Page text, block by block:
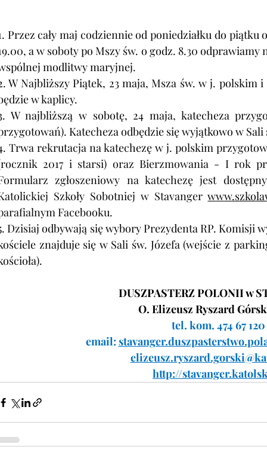
Przez cały maj codziennie od poniedziałku do
a w soboty po Mszy św. o godz. 8.30
modlitwy maryjnej.
W Najbliższy Piątek, 23 maja, Msza św. w j. polskim
w kaplicy.
W najbliższą w sobotę, 24 maja, katecheza
Katecheza odbędzie się wyjątkowo w Sali
Trwa rekrutacja na katechezę w j. polskim
2017 i starsi) oraz Bierzmowania - I rok
zgłoszeniowy na katechezę jest
Szkoły Sobotniej w Stavanger
Facebooku.
Dzisiaj odbywają się wybory Prezydenta RP. Komisji
znajduje się w Sali św. Józefa (wejście z
DUSZPASTERZ POLONII w
O. Elizeusz Ryszard
tel. kom. 474 67 120
email:
http://